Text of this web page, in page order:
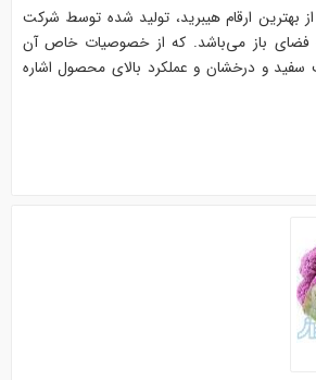
بهترین ارقام هیبرید، تولید شده توسط شرکت
فضای باز می‌­باشد. که از خصوصیات خاص آن
و درخشان و عملکرد بالای محصول اشاره